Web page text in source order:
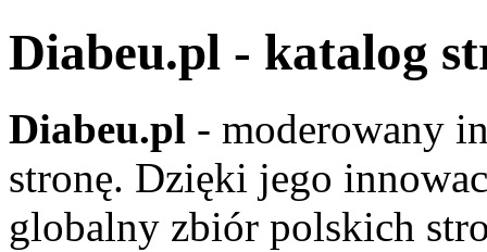
Diabeu.pl - katalog
Diabeu.pl - moderowany
stronę. Dzięki jego
globalny zbiór polskich